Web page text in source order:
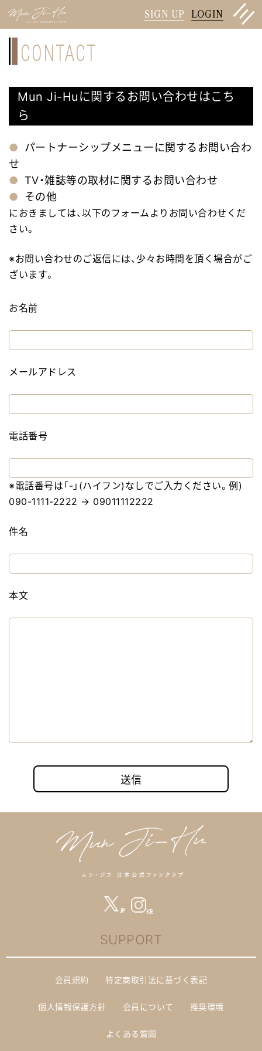
SIGN UP LOGIN
CONTACT
Mun Ji-Huに関するお問い合わせはこち
ら
パートナーシップメニューに関するお問い合わ
せ
TV・雑誌等の取材に関するお問い合わせ
その他
におきましては、以下のフォームよりお問い合わせくだ
さい。
※お問い合わせのご返信には、少々お時間を頂く場合がご
ざいます。
お名前
メールアドレス
電話番号
※電話番号は「-」(ハイフン)なしでご入力ください。例)
090-1111-2222 → 09011112222
件名
本文
SUPPORT
会員規約 特定商取引法に基づく表記
個人情報保護方針 会員について 推奨環境
よくある質問